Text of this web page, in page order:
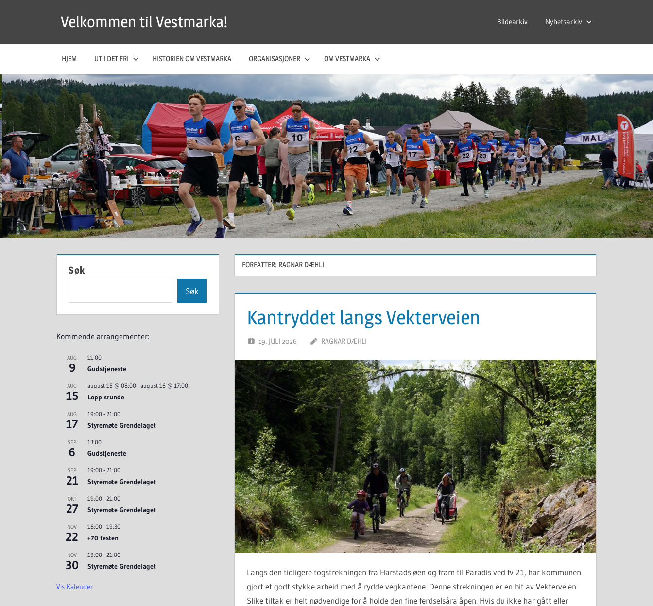
Velkommen til Vestmarka! Bildearkiv Nyhetsarkiv
HJEM UT I DET FRI HISTORIEN OM VESTMARKA ORGANISASJONER OM VESTMARKA
FORFATTER: RAGNAR DÆHLI
Kantryddet langs Vekterveien
19. JULI 2026 RAGNAR DÆHLI
Langs den tidligere togstrekningen fra Harstadsjøen og fram til Paradis ved fv 21, har kommunen
gjort et godt stykke arbeid med å rydde vegkantene. Denne strekningen er en bit av Vekterveien.
Slike tiltak er helt nødvendige for å holde den fine ferdselsåra åpen. Hvis du ikke har gått eller
Søk
Søk
Kommende arrangementer:
AUG
9
11:00
Gudstjeneste
AUG
15
august 15 @ 08:00 - august 16 @ 17:00
Loppisrunde
AUG
17
19:00 - 21:00
Styremøte Grendelaget
SEP
6
13:00
Gudstjeneste
SEP
21
19:00 - 21:00
Styremøte Grendelaget
OKT
27
19:00 - 21:00
Styremøte Grendelaget
NOV
22
16:00 - 19:30
+70 festen
NOV
30
19:00 - 21:00
Styremøte Grendelaget
Vis Kalender